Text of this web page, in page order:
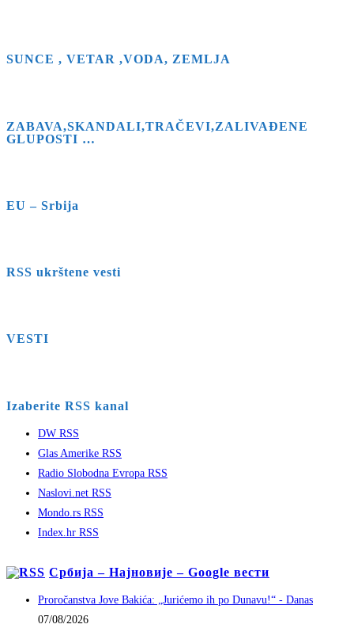
SUNCE , VETAR ,VODA, ZEMLJA
ZABAVA,SKANDALI,TRAČEVI,ZALIVAĐENE
GLUPOSTI …
EU – Srbija
RSS ukrštene vesti
VESTI
Izaberite RSS kanal
DW RSS
Glas Amerike RSS
Radio Slobodna Evropa RSS
Naslovi.net RSS
Mondo.rs RSS
Index.hr RSS
Србија – Најновије – Google вести
Proročanstva Jove Bakića: „Jurićemo ih po Dunavu!“ - Danas
07/08/2026